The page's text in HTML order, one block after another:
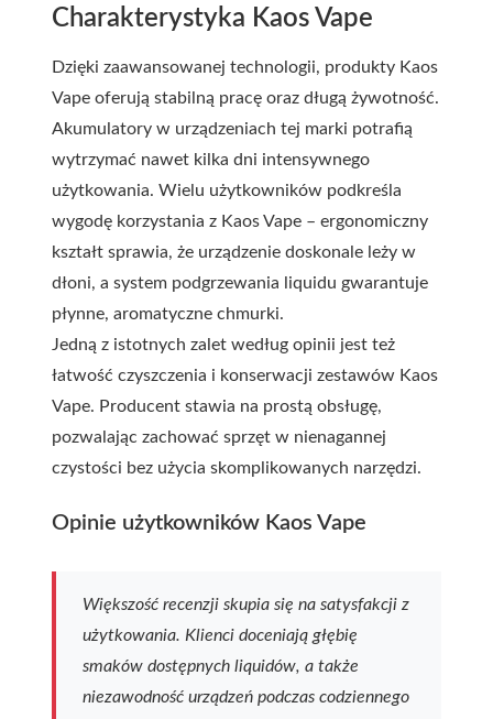
Charakterystyka Kaos Vape
Dzięki zaawansowanej technologii, produkty Kaos
Vape oferują stabilną pracę oraz długą żywotność.
Akumulatory w urządzeniach tej marki potrafią
wytrzymać nawet kilka dni intensywnego
użytkowania. Wielu użytkowników podkreśla
wygodę korzystania z Kaos Vape – ergonomiczny
kształt sprawia, że urządzenie doskonale leży w
dłoni, a system podgrzewania liquidu gwarantuje
płynne, aromatyczne chmurki.
Jedną z istotnych zalet według opinii jest też
łatwość czyszczenia i konserwacji zestawów Kaos
Vape. Producent stawia na prostą obsługę,
pozwalając zachować sprzęt w nienagannej
czystości bez użycia skomplikowanych narzędzi.
Opinie użytkowników Kaos Vape
Większość recenzji skupia się na satysfakcji z
użytkowania. Klienci doceniają głębię
smaków dostępnych liquidów, a także
niezawodność urządzeń podczas codziennego